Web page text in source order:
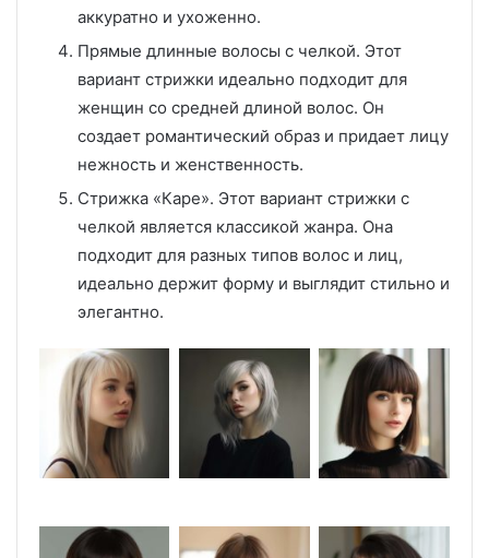
аккуратно и ухоженно.
Прямые длинные волосы с челкой. Этот
вариант стрижки идеально подходит для
женщин со средней длиной волос. Он
создает романтический образ и придает лицу
нежность и женственность.
Стрижка «Каре». Этот вариант стрижки с
челкой является классикой жанра. Она
подходит для разных типов волос и лиц,
идеально держит форму и выглядит стильно и
элегантно.